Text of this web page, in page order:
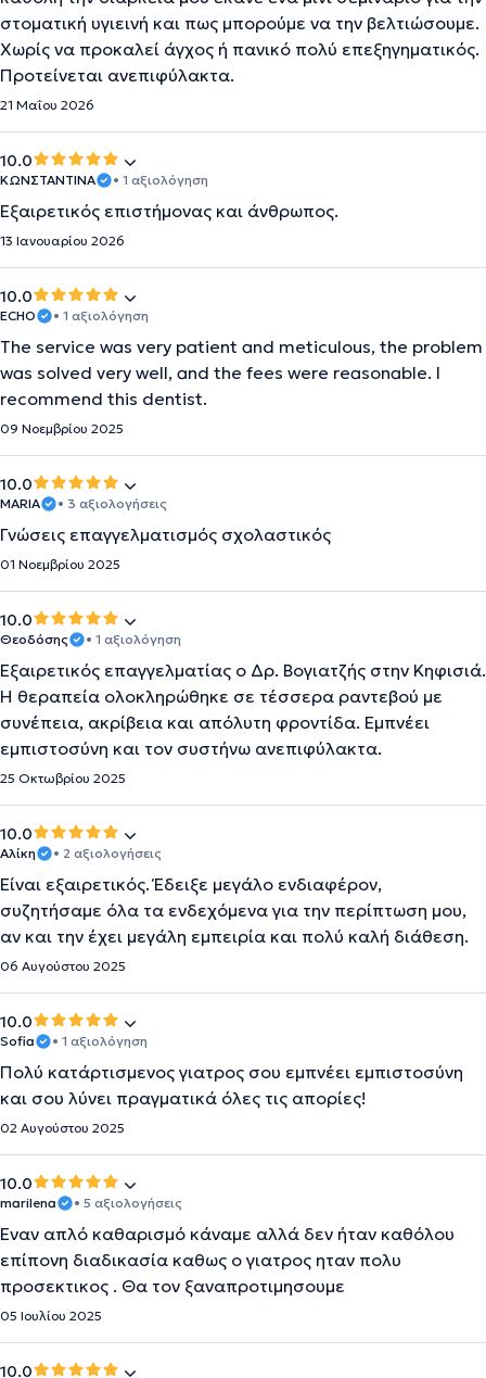
στοματική υγιεινή και πως μπορούμε να την βελτιώσουμε.
Χωρίς να προκαλεί άγχος ή πανικό πολύ επεξηγηματικός.
Προτείνεται ανεπιφύλακτα.
21 Μαΐου 2026
10.0
ΚΩΝΣΤΑΝΤΙΝΑ • 1 αξιολόγηση
Εξαιρετικός επιστήμονας και άνθρωπος.
13 Ιανουαρίου 2026
10.0
ECHO • 1 αξιολόγηση
The service was very patient and meticulous, the problem
was solved very well, and the fees were reasonable. I
recommend this dentist.
09 Νοεμβρίου 2025
10.0
MARIA • 3 αξιολογήσεις
Γνώσεις επαγγελματισμός σχολαστικός
01 Νοεμβρίου 2025
10.0
Θεοδόσης • 1 αξιολόγηση
Εξαιρετικός επαγγελματίας ο Δρ. Βογιατζής στην Κηφισιά.
Η θεραπεία ολοκληρώθηκε σε τέσσερα ραντεβού με
συνέπεια, ακρίβεια και απόλυτη φροντίδα. Εμπνέει
εμπιστοσύνη και τον συστήνω ανεπιφύλακτα.
25 Οκτωβρίου 2025
10.0
Αλίκη • 2 αξιολογήσεις
Είναι εξαιρετικός. Έδειξε μεγάλο ενδιαφέρον,
συζητήσαμε όλα τα ενδεχόμενα για την περίπτωση μου,
αν και την έχει μεγάλη εμπειρία και πολύ καλή διάθεση.
06 Αυγούστου 2025
10.0
Sofia • 1 αξιολόγηση
Πολύ κατάρτισμενος γιατρος σου εμπνέει εμπιστοσύνη
και σου λύνει πραγματικά όλες τις απορίες!
02 Αυγούστου 2025
10.0
marilena • 5 αξιολογήσεις
Έναν απλό καθαρισμό κάναμε αλλά δεν ήταν καθόλου
επίπονη διαδικασία καθως ο γιατρος ηταν πολυ
προσεκτικος . Θα τον ξαναπροτιμησουμε
05 Ιουλίου 2025
10.0